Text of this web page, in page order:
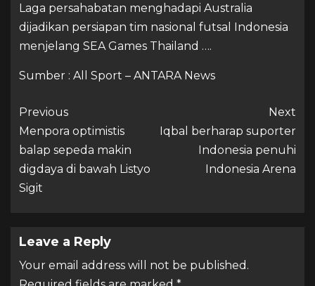
Laga persahabatan menghadapi Australia
dijadikan persiapan tim nasional futsal Indonesia
menjelang SEA Games Thailand ….
Sumber : All Sport – ANTARA News
Previous
Menpora optimistis
balap sepeda makin
digdaya di bawah Listyo
Sigit
Next
Iqbal berharap suporter
Indonesia penuhi
Indonesia Arena
Leave a Reply
Your email address will not be published.